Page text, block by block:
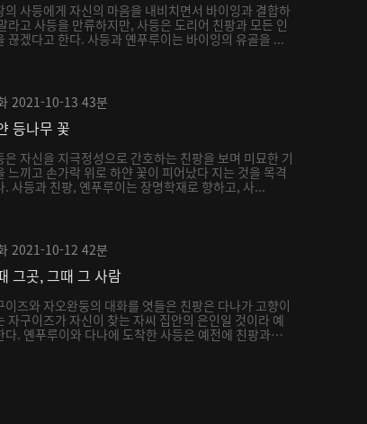
의 사등에게 자신의 마음을 내비치면서 바이잉과 결합하
라고 사등을 만류하지만, 사등은 도리어 친팡과 모든 인
끊겠다고 한다. 사등과 옌푸루이는 바이잉의 유골을 ...
2021-10-13 43분
등나무 꽃
은 자신을 지극정성으로 간호하는 친팡을 보며 미묘한 기
느끼고 손가락 위로 하얀 꽃이 피어났다 지는 것을 목격
. 사등과 친팡, 옌푸루이는 장명학재로 향하고, 사...
2021-10-12 42분
그곳, 그때 그 사람
이즈와 자오완둥의 대화를 엿들은 친팡은 다나가 고향이
자구이즈가 자신이 찾는 자씨 집안의 은인일 것이라 예
다. 옌푸루이와 다나에 도착한 사등은 예전에 친팡과